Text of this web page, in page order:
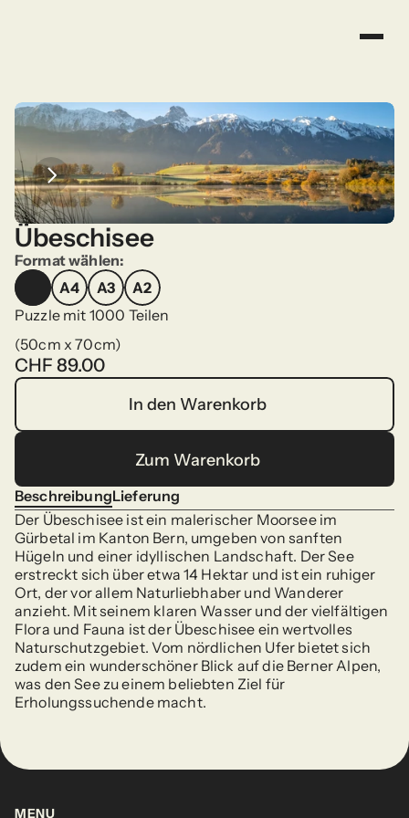
Übeschisee
Format wählen:
A4
A4
A3
A3
A2
A2
Puzzle mit 1000 Teilen
(50cm x 70cm)
CHF 89.00
In den Warenkorb
In den Warenkorb
Zum Warenkorb
Zum Warenkorb
Beschreibung
Beschreibung
Lieferung
Lieferung
Der Übeschisee ist ein malerischer Moorsee im
Gürbetal im Kanton Bern, umgeben von sanften
Hügeln und einer idyllischen Landschaft. Der See
erstreckt sich über etwa 14 Hektar und ist ein ruhiger
Ort, der vor allem Naturliebhaber und Wanderer
anzieht. Mit seinem klaren Wasser und der vielfältigen
Flora und Fauna ist der Übeschisee ein wertvolles
Naturschutzgebiet. Vom nördlichen Ufer bietet sich
zudem ein wunderschöner Blick auf die Berner Alpen,
was den See zu einem beliebten Ziel für
Erholungssuchende macht.
MENU